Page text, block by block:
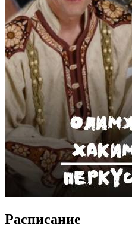
Расписание